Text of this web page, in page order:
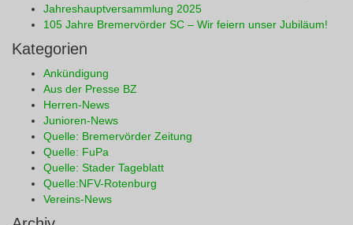
Jahreshauptversammlung 2025
105 Jahre Bremervörder SC – Wir feiern unser Jubiläum!
Kategorien
Ankündigung
Aus der Presse BZ
Herren-News
Junioren-News
Quelle: Bremervörder Zeitung
Quelle: FuPa
Quelle: Stader Tageblatt
Quelle:NFV-Rotenburg
Vereins-News